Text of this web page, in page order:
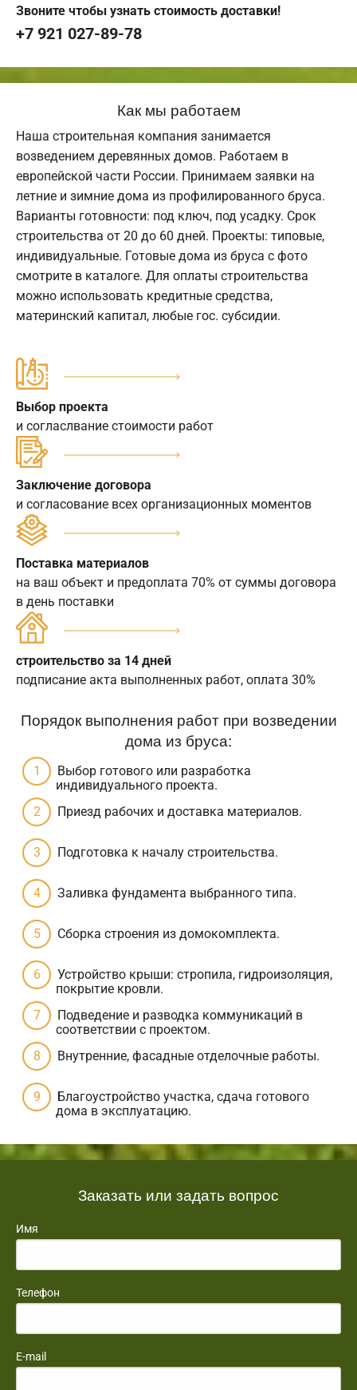
Звоните чтобы узнать стоимость доставки!
+7 921 027-89-78
Как мы работаем
Наша строительная компания занимается
возведением деревянных домов. Работаем в
европейской части России. Принимаем заявки на
летние и зимние дома из профилированного бруса.
Варианты готовности: под ключ, под усадку. Срок
строительства от 20 до 60 дней. Проекты: типовые,
индивидуальные. Готовые дома из бруса с фото
смотрите в каталоге. Для оплаты строительства
можно использовать кредитные средства,
материнский капитал, любые гос. субсидии.
Выбор проекта
и согласлвание стоимости работ
Заключение договора
и согласование всех организационных моментов
Поставка материалов
на ваш объект и предоплата 70% от суммы договора
в день поставки
строительство за 14 дней
подписание акта выполненных работ, оплата 30%
Порядок выполнения работ при возведении
дома из бруса:
Выбор готового или разработка
индивидуального проекта.
Приезд рабочих и доставка материалов.
Подготовка к началу строительства.
Заливка фундамента выбранного типа.
Сборка строения из домокомплекта.
Устройство крыши: стропила, гидроизоляция,
покрытие кровли.
Подведение и разводка коммуникаций в
соответствии с проектом.
Внутренние, фасадные отделочные работы.
Благоустройство участка, сдача готового
дома в эксплуатацию.
Заказать или задать вопрос
Имя
Телефон
E-mail